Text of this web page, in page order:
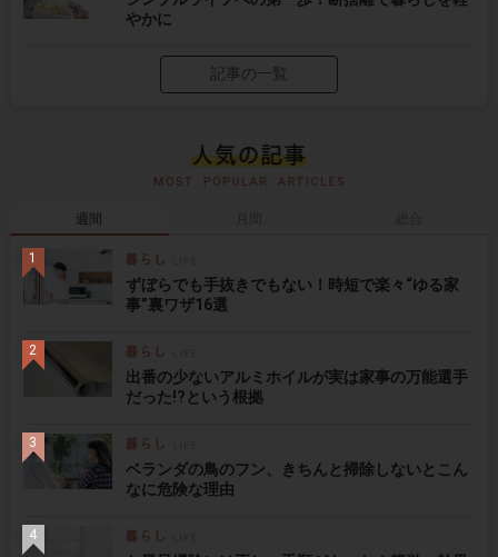
やかに
記事の一覧
週間
ずぼらでも手抜きでもない！時短で楽々“ゆる家
事”裏ワザ16選
出番の少ないアルミホイルが実は家事の万能選手
だった!?という根拠
ベランダの鳥のフン、きちんと掃除しないとこん
なに危険な理由